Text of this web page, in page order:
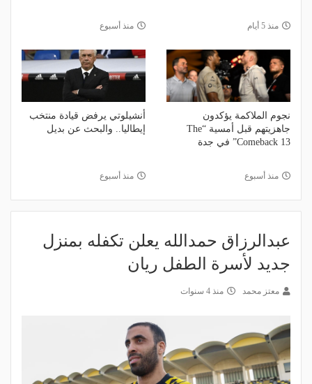
منذ 5 أيام منذ أسبوع
نجوم الملاكمة يؤكدون
جاهزيتهم قبل أمسية “The
Comeback 13” في جدة
منذ أسبوع
أنشيلوتي يرفض قيادة منتخب
إيطاليا.. والبحث عن بديل
منذ أسبوع
عبدالرزاق حمدالله يعلن تكفله بمنزل
جديد لأسرة الطفل ريان
معتز محمد منذ 4 سنوات